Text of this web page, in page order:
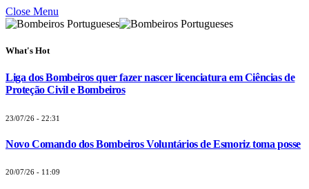
Close Menu
What's Hot
Liga dos Bombeiros quer fazer nascer licenciatura em Ciências de
Proteção Civil e Bombeiros
23/07/26 - 22:31
Novo Comando dos Bombeiros Voluntários de Esmoriz toma posse
20/07/26 - 11:09